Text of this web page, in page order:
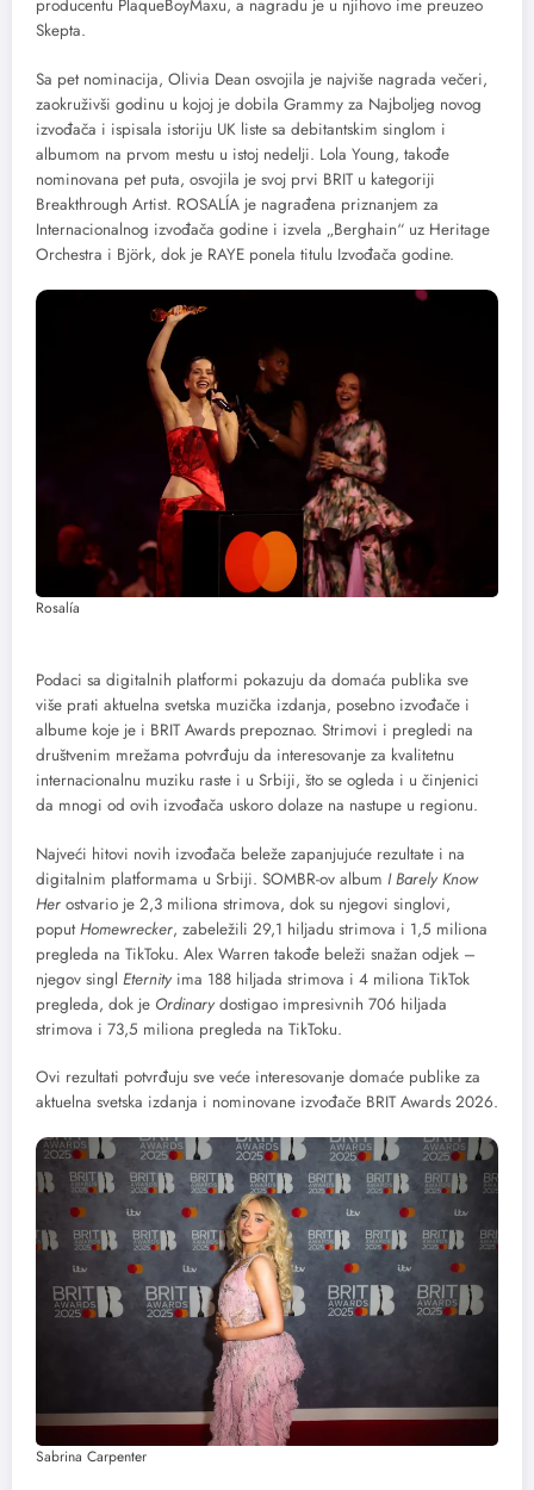
producentu PlaqueBoyMaxu, a nagradu je u njihovo ime preuzeo
Skepta.
Sa pet nominacija, Olivia Dean osvojila je najviše nagrada večeri,
zaokruživši godinu u kojoj je dobila Grammy za Najboljeg novog
izvođača i ispisala istoriju UK liste sa debitantskim singlom i
albumom na prvom mestu u istoj nedelji. Lola Young, takođe
nominovana pet puta, osvojila je svoj prvi BRIT u kategoriji
Breakthrough Artist. ROSALÍA je nagrađena priznanjem za
Internacionalnog izvođača godine i izvela „Berghain“ uz Heritage
Orchestra i Björk, dok je RAYE ponela titulu Izvođača godine.
Rosalía
Podaci sa digitalnih platformi pokazuju da domaća publika sve
više prati aktuelna svetska muzička izdanja, posebno izvođače i
albume koje je i BRIT Awards prepoznao. Strimovi i pregledi na
društvenim mrežama potvrđuju da interesovanje za kvalitetnu
internacionalnu muziku raste i u Srbiji, što se ogleda i u činjenici
da mnogi od ovih izvođača uskoro dolaze na nastupe u regionu.
Najveći hitovi novih izvođača beleže zapanjujuće rezultate i na
digitalnim platformama u Srbiji. SOMBR-ov album I Barely Know
Her ostvario je 2,3 miliona strimova, dok su njegovi singlovi,
poputHomewrecker, zabeležili 29,1 hiljadu strimova i 1,5 miliona
pregleda na TikToku. Alex Warren takođe beleži snažan odjek –
njegov singl Eternity ima 188 hiljada strimova i 4 miliona TikTok
pregleda, dok je Ordinary dostigao impresivnih 706 hiljada
strimova i 73,5 miliona pregleda na TikToku.
Ovi rezultati potvrđuju sve veće interesovanje domaće publike za
aktuelna svetska izdanja i nominovane izvođače BRIT Awards 2026.
Sabrina Carpenter